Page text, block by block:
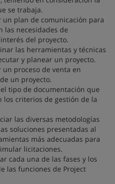
se trabaja.
un plan de comunicación para
las necesidades de
del proyecto.
las herramientas y técnicas
y planear un proyecto.
un proceso de venta en
un proyecto.
tipo de documentación que
los criterios de gestión de la
las diversas metodologías
soluciones presentadas al
más adecuadas para
licitaciones.
cada una de las fases y los
las funciones de Project